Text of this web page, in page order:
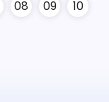
08 09 10